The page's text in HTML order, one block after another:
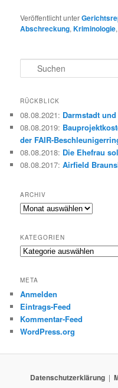
Veröffentlicht unter
Abschreckung,Kriminologie,
u
h
n
RÜCKBLICK
08.08.2021: Darmstadt
08.08.2019:
der FAIR-
08.08.2018: Die Ehefrau
08.08.2017:Airfield
ARCHIV
Archiv
KATEGORIEN
Kategorien
META
Anmelden
Eintrags-Feed
Kommentar-Feed
WordPress.org
Datenschutzerklärung